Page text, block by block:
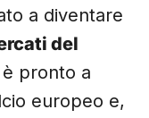
a diventare
del
pronto a
europeo e,